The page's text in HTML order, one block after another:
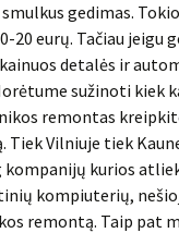
gedimas.
20 eurų. Tačiau jeigu
detalės ir
sužinoti kiek
remontas
Tiek Vilniuje tiek
kompanijų kurios
kompiuterių,
remontą. Taip pat